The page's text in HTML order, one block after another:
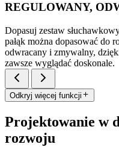
REGULOWANY,
Dopasuj zestaw
pałąk można dopasować do
odwracany i zmywalny,
zawsze wyglądać doskonale.
Odkryj więcej funkcji
Projektowanie w
rozwoju